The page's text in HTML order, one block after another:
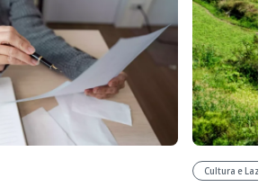
Cultura e